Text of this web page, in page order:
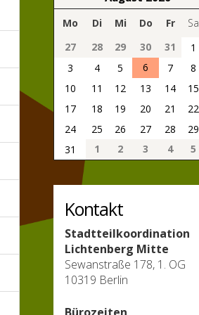
Mo Di Mi Do Fr Sa
27
28 29 30 31 1
3
4 5 6 7 8
10
11 12 13 14 15
17
18 19 20 21 22
24
25 26 27 28 29
31
1 2 3 4 5
Kontakt
Stadtteilkoordination
Lichtenberg Mitte
Sewanstraße 178, 1. OG
10319 Berlin